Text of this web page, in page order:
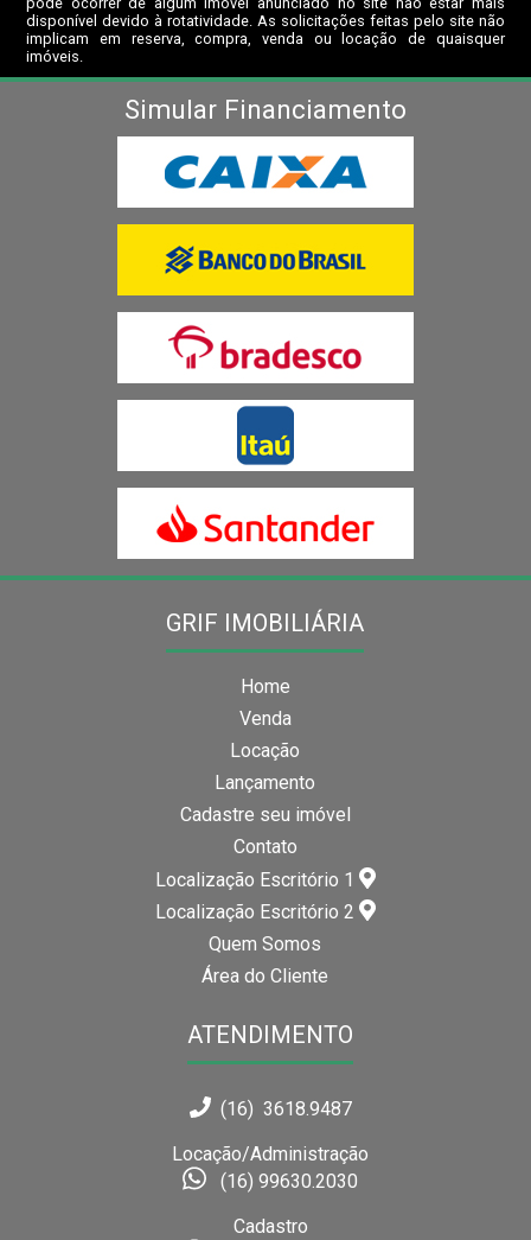
disponível devido à rotatividade. As solicitações feitas pelo site não
implicam em reserva, compra, venda ou locação de quaisquer
imóveis.
Simular Financiamento
GRIF IMOBILIÁRIA
Home
Venda
Locação
Lançamento
Cadastre seu imóvel
Contato
Localização Escritório 1
Localização Escritório 2
Quem Somos
Área do Cliente
ATENDIMENTO
(16) 3618.9487
Locação/Administração
(16) 99630.2030
Cadastro